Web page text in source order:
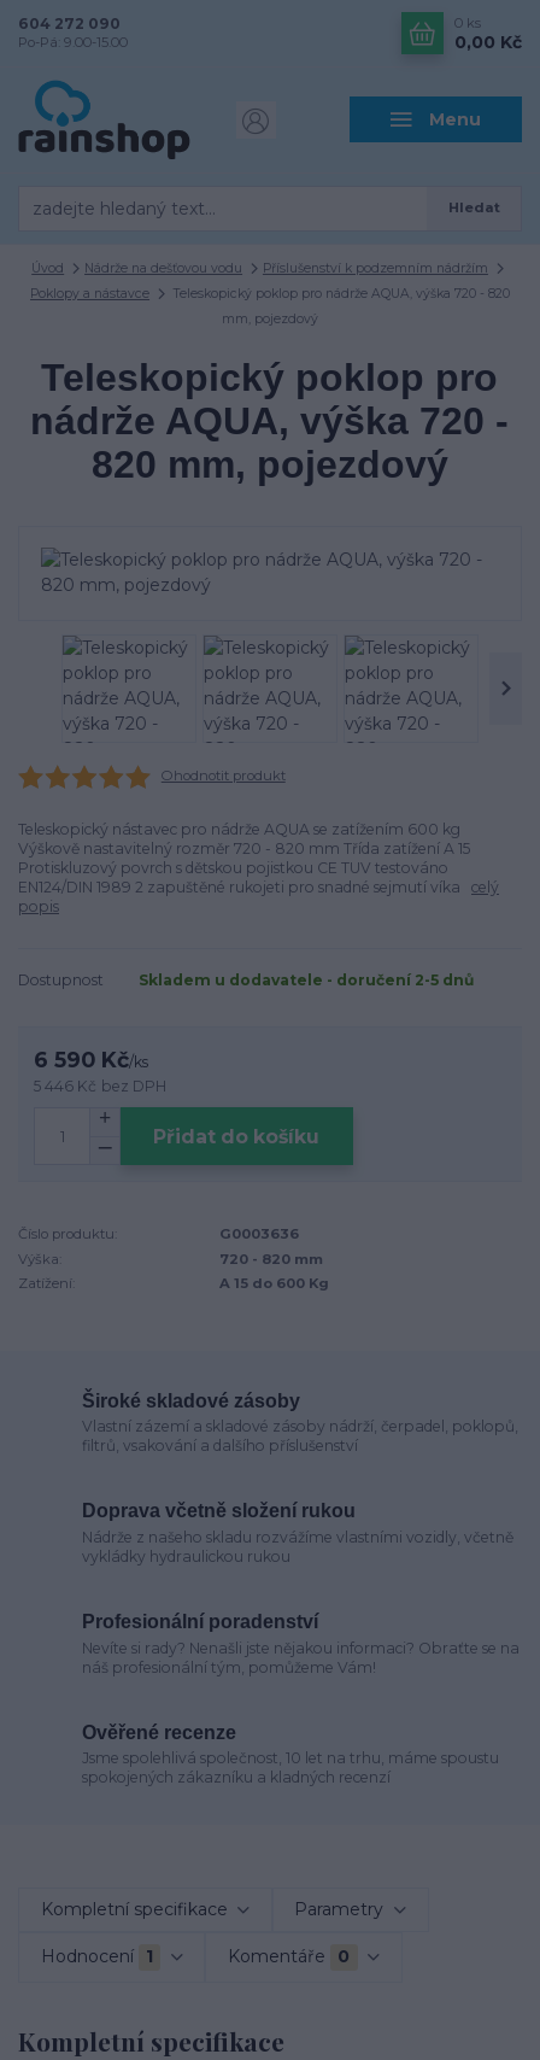
Menu
Hledat
604 272 090
Po-Pá: 9.00-15.00
0 ks
0,00 Kč
Úvod Nádrže na dešťovou vodu
Příslušenství k podzemním nádržím
Poklopy a nástavce
Teleskopický poklop pro nádrže AQUA, výška 720 - 820
mm, pojezdový
Teleskopický poklop pro
nádrže AQUA, výška 720 -
820 mm, pojezdový
Ohodnotit produkt
Teleskopický nástavec pro nádrže AQUA se zatížením 600 kg
Výškově nastavitelný rozměr 720 - 820 mm Třída zatížení A 15
Protiskluzový povrch s dětskou pojistkou CE TUV testováno
EN124/DIN 1989 2 zapuštěné rukojeti pro snadné sejmutí víka celý
popis
Dostupnost Skladem u dodavatele - doručení 2-5 dnů
6 590 Kč/ks
5 446 Kč bez DPH
Přidat do košíku
Číslo produktu:
G0003636
Výška:
720 - 820 mm
Zatížení:
A 15 do 600 Kg
Široké skladové zásoby
Vlastní zázemí a skladové zásoby nádrží, čerpadel, poklopů,
filtrů, vsakování a dalšího příslušenství
Doprava včetně složení rukou
Nádrže z našeho skladu rozvážíme vlastními vozidly, včetně
vykládky hydraulickou rukou
Profesionální poradenství
Nevíte si rady? Nenašli jste nějakou informaci? Obraťte se na
náš profesionální tým, pomůžeme Vám!
Ověřené recenze
Jsme spolehlivá společnost, 10 let na trhu, máme spoustu
spokojených zákazníku a kladných recenzí
Kompletní specifikace Parametry
Hodnocení 1 Komentáře 0
Kompletní specifikace